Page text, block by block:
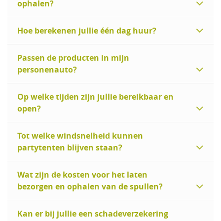
ophalen?
Hoe berekenen jullie één dag huur?
Passen de producten in mijn
personenauto?
Op welke tijden zijn jullie bereikbaar en
open?
Tot welke windsnelheid kunnen
partytenten blijven staan?
Wat zijn de kosten voor het laten
bezorgen en ophalen van de spullen?
Kan er bij jullie een schadeverzekering